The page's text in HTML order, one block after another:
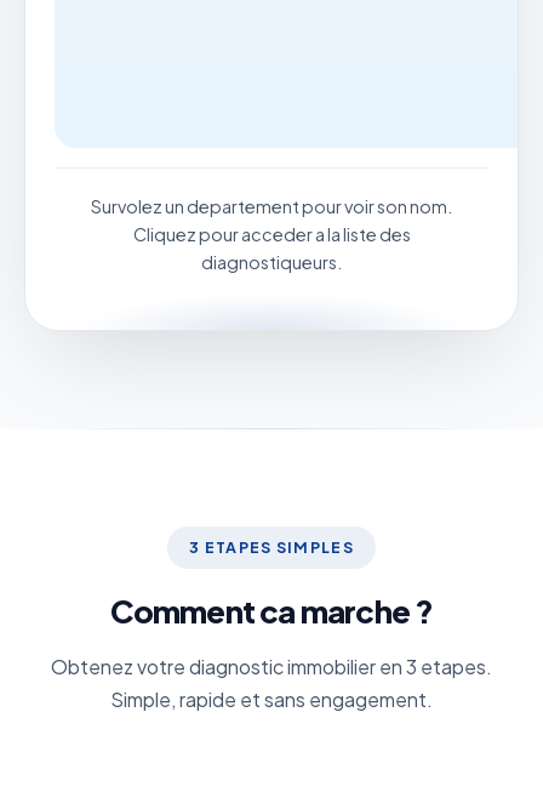
Survolez un departement pour voir son nom.
Cliquez pour acceder a la liste des
diagnostiqueurs.
3 ETAPES SIMPLES
Comment ca marche ?
Obtenez votre diagnostic immobilier en 3 etapes.
Simple, rapide et sans engagement.